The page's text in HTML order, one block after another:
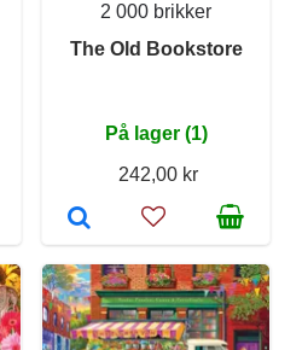
2 000 brikker
The Old Bookstore
På lager (1)
242,00 kr